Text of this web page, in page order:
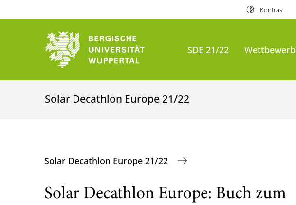
Kontrast
SDE 21/22 Wettbewerb
Solar Decathlon Europe 21/22
Solar Decathlon Europe 21/22
Solar Decathlon Europe: Buch zum